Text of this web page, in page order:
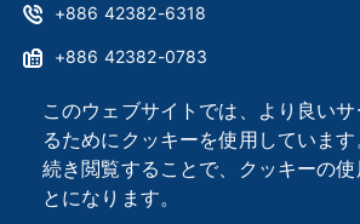
このウェブサイトでは、より良い
るためにクッキーを使用していま
続き閲覧することで、クッキーの
とになります。
+886 42382-6318
+886 42382-0783
astag@astag.com
roger@astag.com